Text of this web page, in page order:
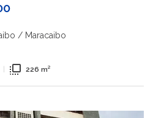
/ Maracaibo
flip_to_front 226 m²